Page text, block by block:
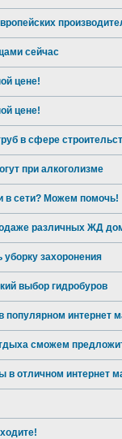
сейчас
цене!
цене!
в сфере
при алкоголизме
в сети? Можем помочь!
различных ЖД
уборку захоронения
выбор гидробуров
популярном интернет
сможем
в отличном интернет